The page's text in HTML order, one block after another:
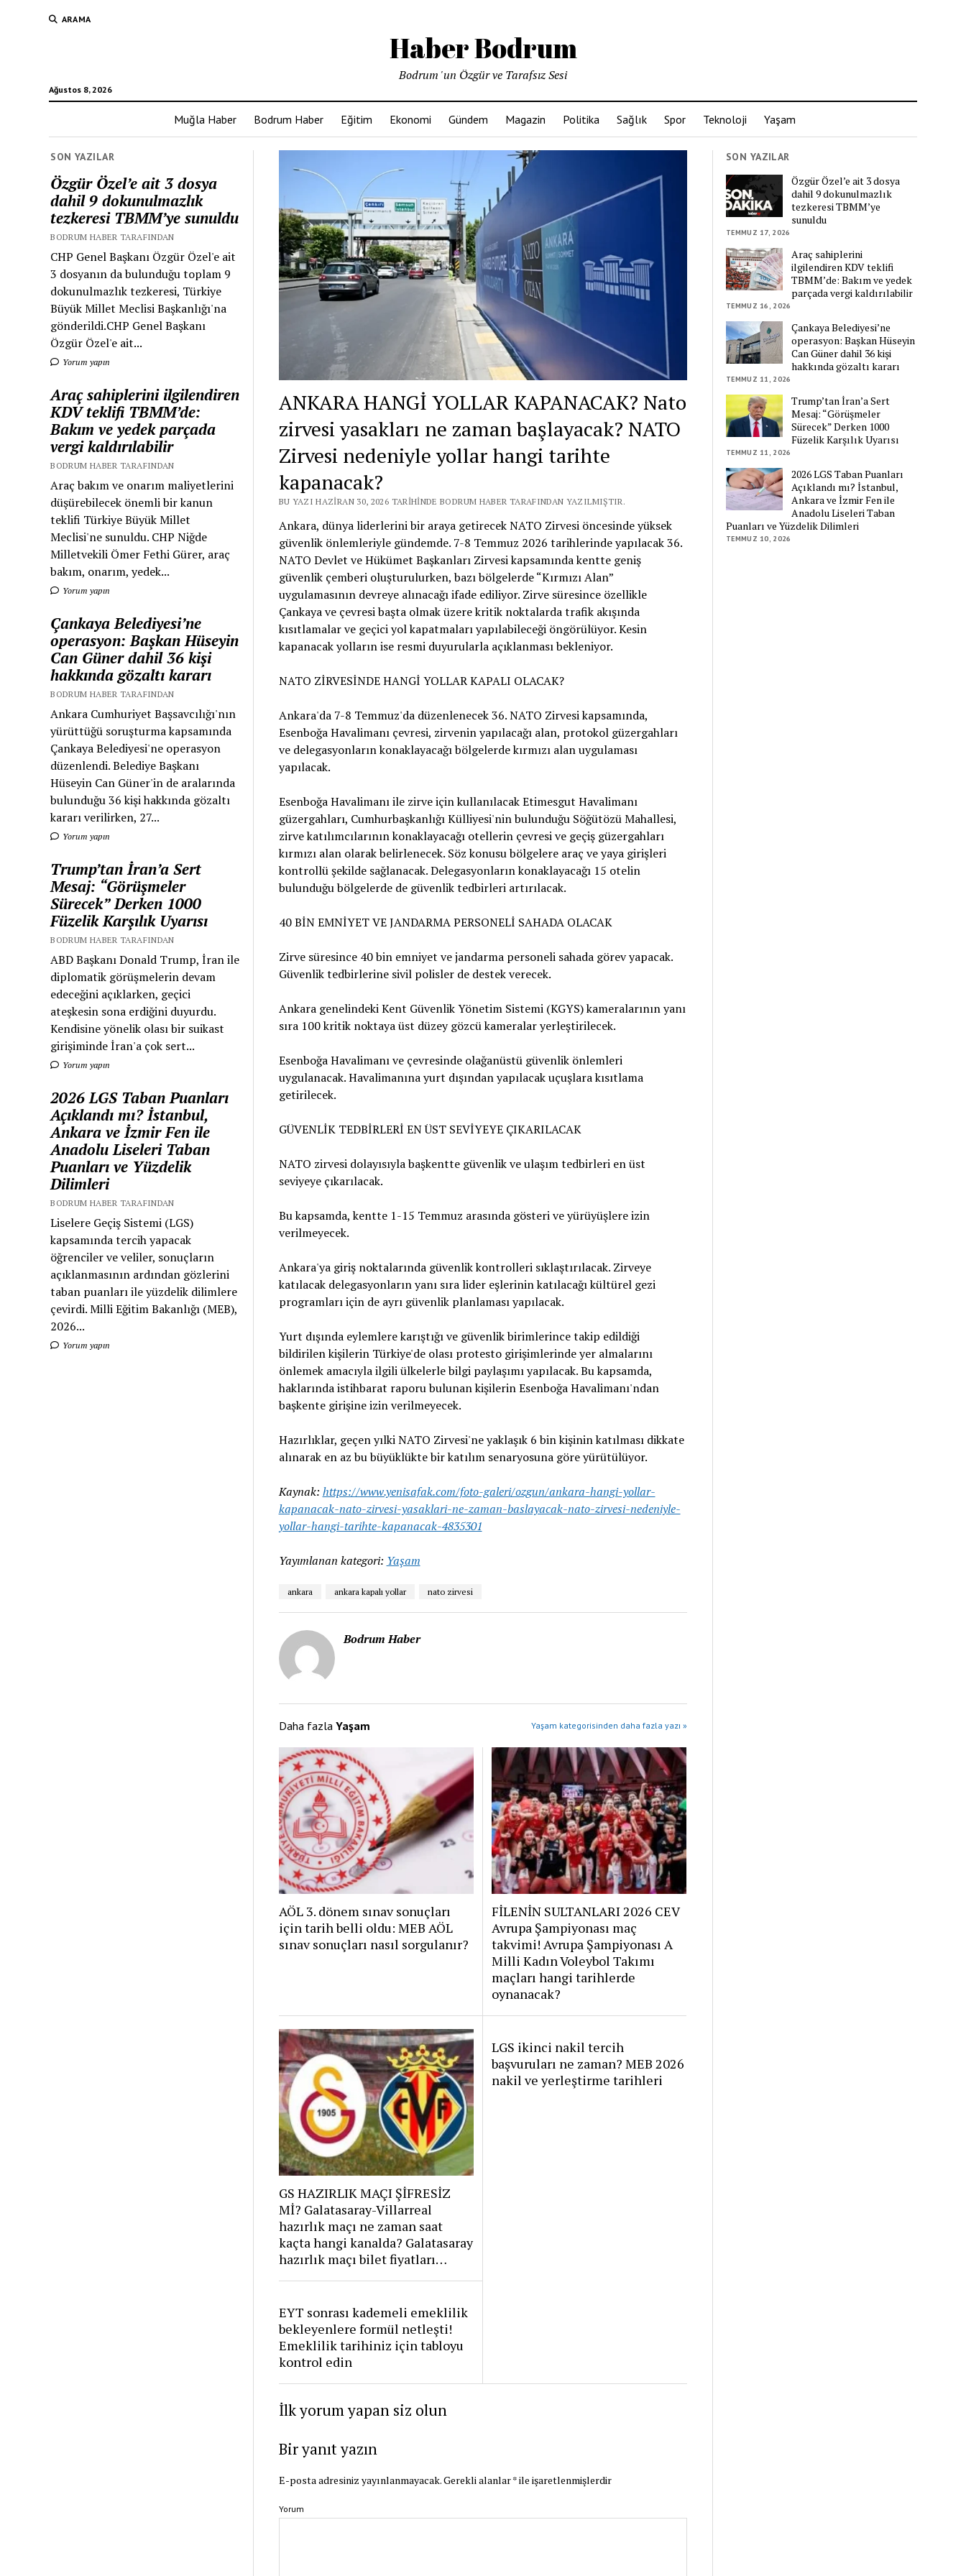
ARAMA
Haber Bodrum
Ağustos 8, 2026
Bodrum 'un Özgür ve Tarafsız Sesi
Muğla Haber Bodrum Haber Eğitim Ekonomi Gündem Magazin Politika Sağlık Spor Teknoloji Yaşam
SON YAZILAR
Özgür Özel’e ait 3 dosya
dahil 9 dokunulmazlık
tezkeresi TBMM’ye sunuldu
BODRUM HABER TARAFINDAN
CHP Genel Başkanı Özgür Özel'e ait
3 dosyanın da bulunduğu toplam 9
dokunulmazlık tezkeresi, Türkiye
Büyük Millet Meclisi Başkanlığı'na
gönderildi.CHP Genel Başkanı
Özgür Özel'e ait...
Yorum yapın
Araç sahiplerini ilgilendiren
KDV teklifi TBMM’de:
Bakım ve yedek parçada
vergi kaldırılabilir
BODRUM HABER TARAFINDAN
Araç bakım ve onarım maliyetlerini
düşürebilecek önemli bir kanun
teklifi Türkiye Büyük Millet
Meclisi'ne sunuldu. CHP Niğde
Milletvekili Ömer Fethi Gürer, araç
bakım, onarım, yedek...
Yorum yapın
Çankaya Belediyesi’ne
operasyon: Başkan Hüseyin
Can Güner dahil 36 kişi
hakkında gözaltı kararı
BODRUM HABER TARAFINDAN
Ankara Cumhuriyet Başsavcılığı'nın
yürüttüğü soruşturma kapsamında
Çankaya Belediyesi'ne operasyon
düzenlendi. Belediye Başkanı
Hüseyin Can Güner'in de aralarında
bulunduğu 36 kişi hakkında gözaltı
kararı verilirken, 27...
Yorum yapın
Trump’tan İran’a Sert
Mesaj: “Görüşmeler
Sürecek” Derken 1000
Füzelik Karşılık Uyarısı
BODRUM HABER TARAFINDAN
ABD Başkanı Donald Trump, İran ile
diplomatik görüşmelerin devam
edeceğini açıklarken, geçici
ateşkesin sona erdiğini duyurdu.
Kendisine yönelik olası bir suikast
girişiminde İran'a çok sert...
Yorum yapın
2026 LGS Taban Puanları
Açıklandı mı? İstanbul,
Ankara ve İzmir Fen ile
Anadolu Liseleri Taban
Puanları ve Yüzdelik
Dilimleri
BODRUM HABER TARAFINDAN
Liselere Geçiş Sistemi (LGS)
kapsamında tercih yapacak
öğrenciler ve veliler, sonuçların
açıklanmasının ardından gözlerini
taban puanları ile yüzdelik dilimlere
çevirdi. Milli Eğitim Bakanlığı (MEB),
2026...
Yorum yapın
ANKARA HANGİ YOLLAR KAPANACAK? Nato
zirvesi yasakları ne zaman başlayacak? NATO
Zirvesi nedeniyle yollar hangi tarihte
kapanacak?
BU YAZI HAZIRAN 30, 2026 TARIHINDE BODRUM HABER TARAFINDAN YAZILMIŞTIR.
Ankara, dünya liderlerini bir araya getirecek NATO Zirvesi öncesinde yüksek
güvenlik önlemleriyle gündemde. 7-8 Temmuz 2026 tarihlerinde yapılacak 36.
NATO Devlet ve Hükümet Başkanları Zirvesi kapsamında kentte geniş
güvenlik çemberi oluşturulurken, bazı bölgelerde “Kırmızı Alan”
uygulamasının devreye alınacağı ifade ediliyor. Zirve süresince özellikle
Çankaya ve çevresi başta olmak üzere kritik noktalarda trafik akışında
kısıtlamalar ve geçici yol kapatmaları yapılabileceği öngörülüyor. Kesin
kapanacak yolların ise resmi duyurularla açıklanması bekleniyor.
NATO ZİRVESİNDE HANGİ YOLLAR KAPALI OLACAK?
Ankara'da 7-8 Temmuz'da düzenlenecek 36. NATO Zirvesi kapsamında,
Esenboğa Havalimanı çevresi, zirvenin yapılacağı alan, protokol güzergahları
ve delegasyonların konaklayacağı bölgelerde kırmızı alan uygulaması
yapılacak.
Esenboğa Havalimanı ile zirve için kullanılacak Etimesgut Havalimanı
güzergahları, Cumhurbaşkanlığı Külliyesi'nin bulunduğu Söğütözü Mahallesi,
zirve katılımcılarının konaklayacağı otellerin çevresi ve geçiş güzergahları
kırmızı alan olarak belirlenecek. Söz konusu bölgelere araç ve yaya girişleri
kontrollü şekilde sağlanacak. Delegasyonların konaklayacağı 15 otelin
bulunduğu bölgelerde de güvenlik tedbirleri artırılacak.
40 BİN EMNİYET VE JANDARMA PERSONELİ SAHADA OLACAK
Zirve süresince 40 bin emniyet ve jandarma personeli sahada görev yapacak.
Güvenlik tedbirlerine sivil polisler de destek verecek.
Ankara genelindeki Kent Güvenlik Yönetim Sistemi (KGYS) kameralarının yanı
sıra 100 kritik noktaya üst düzey gözcü kameralar yerleştirilecek.
Esenboğa Havalimanı ve çevresinde olağanüstü güvenlik önlemleri
uygulanacak. Havalimanına yurt dışından yapılacak uçuşlara kısıtlama
getirilecek.
GÜVENLİK TEDBİRLERİ EN ÜST SEVİYEYE ÇIKARILACAK
NATO zirvesi dolayısıyla başkentte güvenlik ve ulaşım tedbirleri en üst
seviyeye çıkarılacak.
Bu kapsamda, kentte 1-15 Temmuz arasında gösteri ve yürüyüşlere izin
verilmeyecek.
Ankara'ya giriş noktalarında güvenlik kontrolleri sıklaştırılacak. Zirveye
katılacak delegasyonların yanı sıra lider eşlerinin katılacağı kültürel gezi
programları için de ayrı güvenlik planlaması yapılacak.
Yurt dışında eylemlere karıştığı ve güvenlik birimlerince takip edildiği
bildirilen kişilerin Türkiye'de olası protesto girişimlerinde yer almalarını
önlemek amacıyla ilgili ülkelerle bilgi paylaşımı yapılacak. Bu kapsamda,
haklarında istihbarat raporu bulunan kişilerin Esenboğa Havalimanı'ndan
başkente girişine izin verilmeyecek.
Hazırlıklar, geçen yılki NATO Zirvesi'ne yaklaşık 6 bin kişinin katılması dikkate
alınarak en az bu büyüklükte bir katılım senaryosuna göre yürütülüyor.
Kaynak: https://www.yenisafak.com/foto-galeri/ozgun/ankara-hangi-yollar-
kapanacak-nato-zirvesi-yasaklari-ne-zaman-baslayacak-nato-zirvesi-nedeniyle-
yollar-hangi-tarihte-kapanacak-4835301
Yayımlanan kategori: Yaşam
ankara ankara kapalı yollar nato zirvesi
Bodrum Haber
Daha fazla Yaşam Yaşam kategorisinden daha fazla yazı »
AÖL 3. dönem sınav sonuçları
için tarih belli oldu: MEB AÖL
sınav sonuçları nasıl sorgulanır?
FİLENİN SULTANLARI 2026 CEV
Avrupa Şampiyonası maç
takvimi! Avrupa Şampiyonası A
Milli Kadın Voleybol Takımı
maçları hangi tarihlerde
oynanacak?
GS HAZIRLIK MAÇI ŞİFRESİZ
Mİ? Galatasaray-Villarreal
hazırlık maçı ne zaman saat
kaçta hangi kanalda? Galatasaray
hazırlık maçı bilet fiyatları…
LGS ikinci nakil tercih
başvuruları ne zaman? MEB 2026
nakil ve yerleştirme tarihleri
EYT sonrası kademeli emeklilik
bekleyenlere formül netleşti!
Emeklilik tarihiniz için tabloyu
kontrol edin
İlk yorum yapan siz olun
Bir yanıt yazın
E-posta adresiniz yayınlanmayacak.Gerekli alanlar*ile işaretlenmişlerdir
Yorum
SON YAZILAR
Özgür Özel’e ait 3 dosya
dahil 9 dokunulmazlık
tezkeresi TBMM’ye
sunuldu
TEMMUZ 17, 2026
Araç sahiplerini
ilgilendiren KDV teklifi
TBMM’de: Bakım ve yedek
parçada vergi kaldırılabilir
TEMMUZ 16, 2026
Çankaya Belediyesi’ne
operasyon: Başkan Hüseyin
Can Güner dahil 36 kişi
hakkında gözaltı kararı
TEMMUZ 11, 2026
Trump’tan İran’a Sert
Mesaj: “Görüşmeler
Sürecek” Derken 1000
Füzelik Karşılık Uyarısı
TEMMUZ 11, 2026
2026 LGS Taban Puanları
Açıklandı mı? İstanbul,
Ankara ve İzmir Fen ile
Anadolu Liseleri Taban
Puanları ve Yüzdelik Dilimleri
TEMMUZ 10, 2026